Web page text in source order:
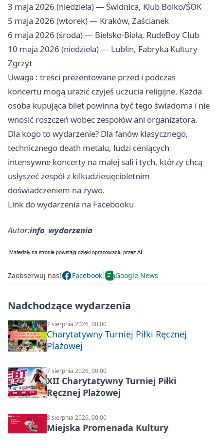
3 maja 2026 (niedziela) — Świdnica, Klub Bolko/ŚOK
5 maja 2026 (wtorek) — Kraków, Zaścianek
6 maja 2026 (środa) — Bielsko-Biała, RudeBoy Club
10 maja 2026 (niedziela) — Lublin, Fabryka Kultury
Zgrzyt
Uwaga : treści prezentowane przed i podczas
koncertu mogą urazić czyjeś uczucia religijne. Każda
osoba kupująca bilet powinna być tego świadoma i nie
wnosić roszczeń wobec zespołów ani organizatora.
Dla kogo to wydarzenie? Dla fanów klasycznego,
technicznego death metalu, ludzi ceniących
intensywne koncerty na małej sali i tych, którzy chcą
usłyszeć zespół z kilkudziesięcioletnim
doświadczeniem na żywo.
Link do wydarzenia na Facebooku
Autor:info_wydarzenia
Zaobserwuj nas! Facebook Google News
Nadchodzące wydarzenia
7 sierpnia 2026, 00:00
Charytatywny Turniej Piłki Ręcznej
Plażowej
7 sierpnia 2026, 00:00
XII Charytatywny Turniej Piłki
Ręcznej Plażowej
8 sierpnia 2026, 00:00
Miejska Promenada Kultury